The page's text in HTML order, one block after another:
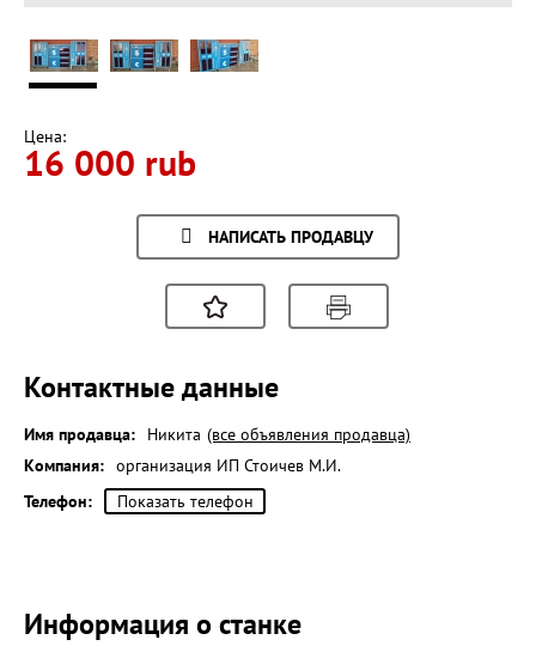
Цена:
16 000 rub
НАПИСАТЬ ПРОДАВЦУ
Контактные данные
Имя продавца: Никита (все объявления продавца)
Компания: организация ИП Стоичев М.И.
Телефон:
Показать телефон
Информация о станке